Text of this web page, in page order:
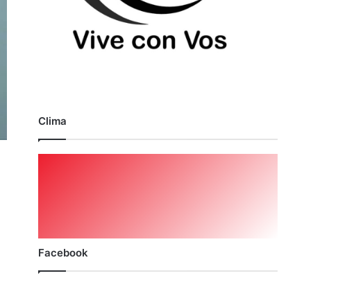
Clima
Facebook